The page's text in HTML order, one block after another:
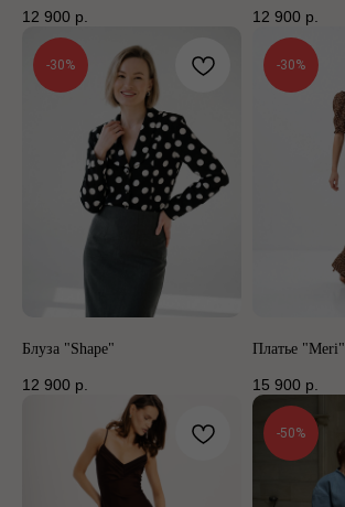
12 900 р. 12 900 р.
-30%
Блуза "Shape"
12 900 р.
-30%
Платье "Meri"
15 900 р.
-50%